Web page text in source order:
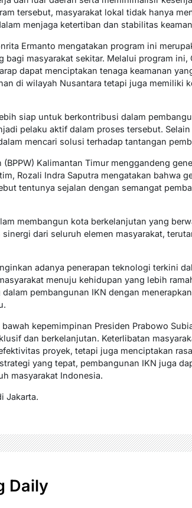
tersebut, masyarakat lokal tidak hanya
menjaga ketertiban dan stabilitas
Ermanto mengatakan program ini
masyarakat sekitar. Melalui program ini,
dapat menciptakan tenaga keamanan
di wilayah Nusantara tetapi juga memiliki
siap untuk berkontribusi dalam
pelaku aktif dalam proses tersebut.
mencari solusi terhadap tantangan
Kalimantan Timur menggandeng
Rozali Indra Saputra mengatakan bahwa
tentunya sejalan dengan semangat
membangun kota berkelanjutan yang
dari seluruh elemen masyarakat,
adanya penerapan teknologi terkini
menuju kehidupan yang lebih
pembangunan IKN dengan
kepemimpinan Presiden Prabowo
dan berkelanjutan. Keterlibatan
proyek, tetapi juga menciptakan
yang tepat, pembangunan IKN juga
masyarakat Indonesia.
Jakarta.
Daily